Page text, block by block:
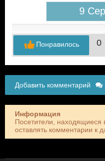
9
0
Понравилось
Добавить комментарий
Информация
Посетители, находящиеся
оставлять комментарии к